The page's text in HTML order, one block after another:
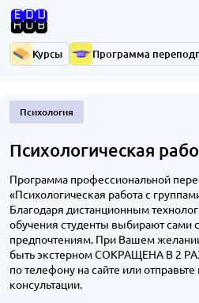
Курсы Программа
Психология
Психологическая
Программа профессиональной
«Психологическая работа с
Благодаря дистанционным
обучения студенты выбирают сами
предпочтениям. При Вашем
быть экстерном СОКРАЩЕНА В 2
по телефону на сайте или
консультации.